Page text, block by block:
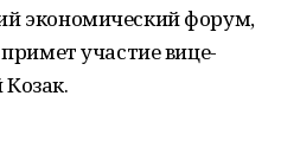
экономический форум,
участие вице-